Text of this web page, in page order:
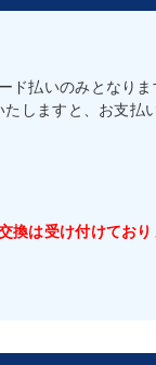
ド払いのみとなり
しますと、お支払
は受け付けており